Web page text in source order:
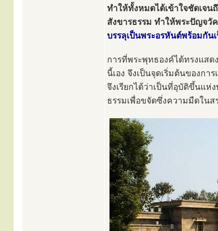
ทำให้ทั้งหมดได้เข้าใจชัดเจ
สังขารธรรม ทำให้พระปัญจวั
บรรลุเป็นพระอรหันต์พร้อมกัน
การที่พระพุทธองค์ได้ทรงแส
นี้เอง จึงเป็นจุดเริ่มต้นของก
จึงเรียกได้ว่าเป็นที่อุบัติขึ้นแห่
ธรรมเพื่อขจัดซึ่งความมืดในส